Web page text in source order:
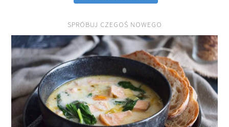
SPRÓBUJ CZEGOŚ NOWEGO